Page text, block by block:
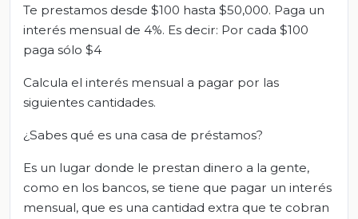
Te prestamos desde $100 hasta $50,000. Paga un
interés mensual de 4%. Es decir: Por cada $100
paga sólo $4
Calcula el interés mensual a pagar por las
siguientes cantidades.
¿Sabes qué es una casa de préstamos?
Es un lugar donde le prestan dinero a la gente,
como en los bancos, se tiene que pagar un interés
mensual, que es una cantidad extra que te cobran